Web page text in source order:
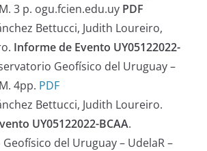
3 p. ogu.fcien.edu.uy PDF
Bettucci, Judith Loureiro,
Informe de Evento UY05122022-
Geofísico del Uruguay –
4pp. PDF
Bettucci, Judith Loureiro.
UY05122022-BCAA.
del Uruguay – UdelaR –